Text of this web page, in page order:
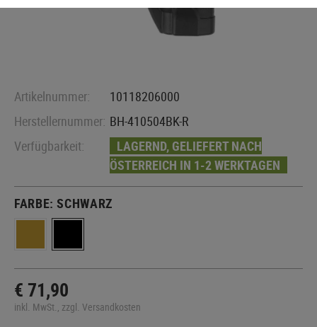
Artikelnummer:
10118206000
Herstellernummer: BH-410504BK-R
Verfügbarkeit:
LAGERND, GELIEFERT NACH
ÖSTERREICH IN 1-2 WERKTAGEN
FARBE:SCHWARZ
€ 71,90
inkl. MwSt., zzgl. Versandkosten